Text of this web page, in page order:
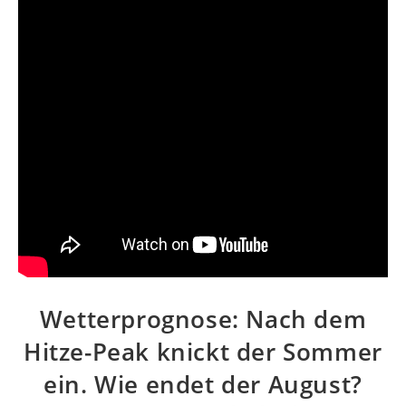
Wetterprognose: Nach dem
Hitze-Peak knickt der Sommer
ein. Wie endet der August?